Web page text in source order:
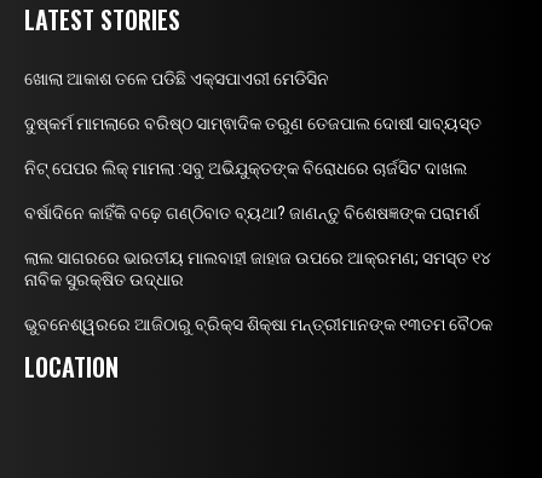
LATEST STORIES
ଖୋଲା ଆକାଶ ତଳେ ପଡିଛି ଏକ୍ସପାଏରୀ ମେଡିସିନ
ଦୁଷ୍କର୍ମ ମାମଲାରେ ବରିଷ୍ଠ ସାମ୍ଵାଦିକ ତରୁଣ ତେଜପାଲ ଦୋଷୀ ସାବ୍ୟସ୍ତ
ନିଟ୍ ପେପର ଲିକ୍ ମାମଲା :ସବୁ ଅଭିଯୁକ୍ତଙ୍କ ବିରୋଧରେ ଚାର୍ଜସିଟ ଦାଖଲ
ବର୍ଷାଦିନେ କାହିଁକି ବଢ଼େ ଗଣ୍ଠିବାତ ବ୍ୟଥା? ଜାଣନ୍ତୁ ବିଶେଷଜ୍ଞଙ୍କ ପରାମର୍ଶ
ଲାଲ ସାଗରରେ ଭାରତୀୟ ମାଲବାହୀ ଜାହାଜ ଉପରେ ଆକ୍ରମଣ; ସମସ୍ତ ୧୪
ନାବିକ ସୁରକ୍ଷିତ ଉଦ୍ଧାର
ଭୁବନେଶ୍ୱରରେ ଆଜିଠାରୁ ବ୍ରିକ୍ସ ଶିକ୍ଷା ମନ୍ତ୍ରୀମାନଙ୍କ ୧୩ତମ ବୈଠକ
LOCATION